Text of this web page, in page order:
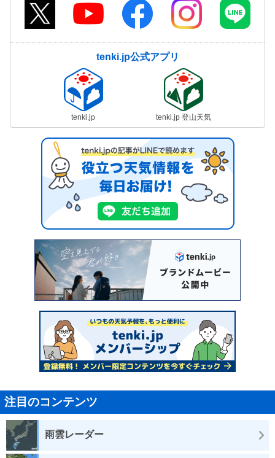
tenki.jp公式アプリ
tenki.jp tenki.jp 登山天気
注目のコンテンツ
雨雲レーダー